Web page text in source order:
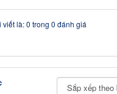
là: 0 trong 0 đánh giá